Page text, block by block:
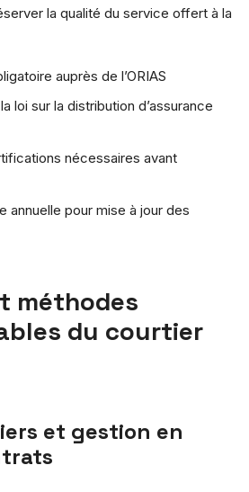
la qualité du service offert à la
auprès de l’ORIAS
loi sur la distribution d’assurance
nécessaires avant
annuelle pour mise à jour des
méthodes
du courtier
et gestion en